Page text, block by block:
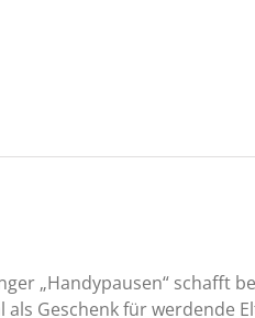
„Handypausen“ schafft
Geschenk für werdende